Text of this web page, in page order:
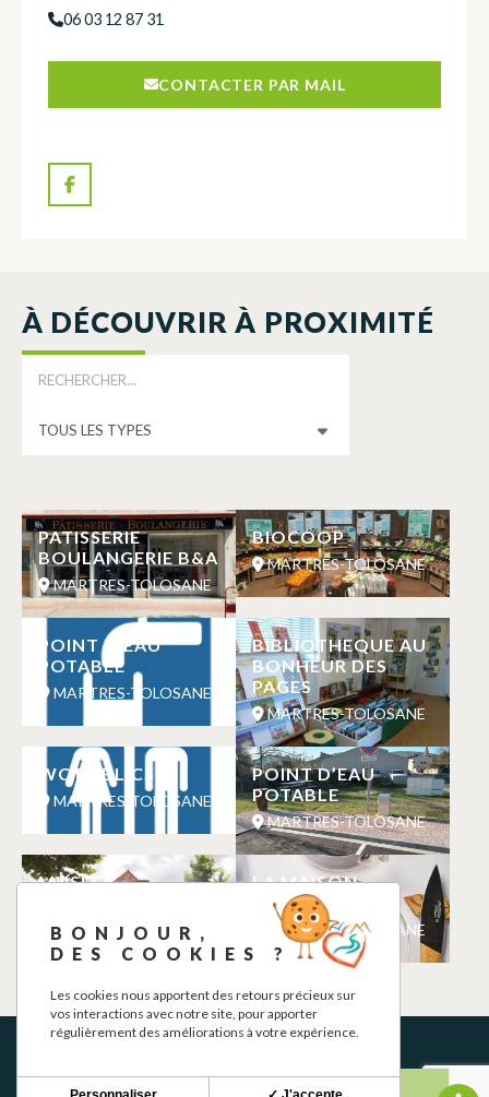
06 03 12 87 31
CONTACTER PAR MAIL
À DÉCOUVRIR À PROXIMITÉ
PATISSERIE
BOULANGERIE B&A
MARTRES-TOLOSANE
BIOCOOP
MARTRES-TOLOSANE
POINT D’EAU
POTABLE
MARTRES-TOLOSANE
BIBLIOTHEQUE AU
BONHEUR DES
PAGES
MARTRES-TOLOSANE
WC PUBLICS
MARTRES-TOLOSANE
POINT D’EAU
POTABLE
MARTRES-TOLOSANE
MUSEE
DU DONJON
MARTRES-TOLOSANE
LA MAISON
CASTET
MARTRES-TOLOSANE
BONJOUR,
DES COOKIES ?
Les cookies nous apportent des retours précieux sur
vos interactions avec notre site, pour apporter
régulièrement des améliorations à votre expérience.